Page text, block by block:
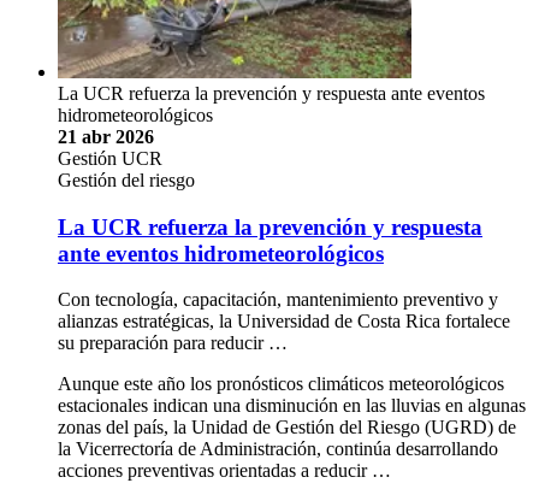
La UCR refuerza la prevención y respuesta ante eventos
hidrometeorológicos
21 abr 2026
Gestión UCR
Gestión del riesgo
La UCR refuerza la prevención y respuesta
ante eventos hidrometeorológicos
Con tecnología, capacitación, mantenimiento preventivo y
alianzas estratégicas, la Universidad de Costa Rica fortalece
su preparación para reducir …
Aunque este año los pronósticos climáticos meteorológicos
estacionales indican una disminución en las lluvias en algunas
zonas del país, la Unidad de Gestión del Riesgo (UGRD) de
la Vicerrectoría de Administración, continúa desarrollando
acciones preventivas orientadas a reducir …